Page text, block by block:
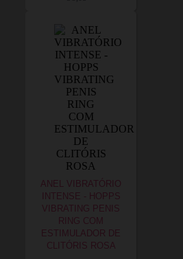
ANEL VIBRATÓRIO
INTENSE - HOPPS
VIBRATING PENIS
RING COM
ESTIMULADOR DE
CLITÓRIS ROSA